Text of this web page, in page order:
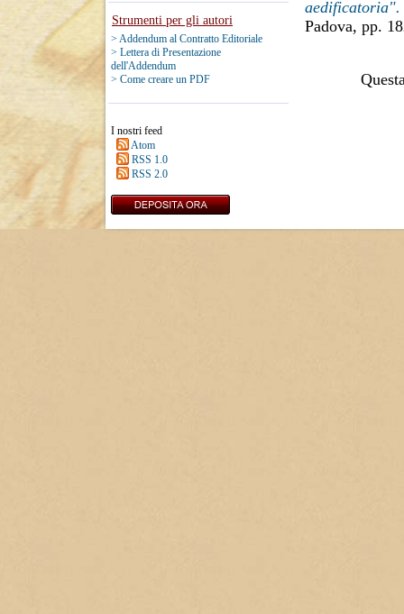
Strumenti per gli autori
> Addendum al Contratto Editoriale
> Lettera di Presentazione
dell'Addendum
> Come creare un PDF
I nostri feed
Atom
RSS 1.0
RSS 2.0
aedificatoria".
Padova, pp.